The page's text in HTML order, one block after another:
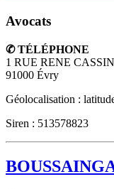
Avocats
✆ TÉLÉPHONE
1 RUE RENE CASSIN
91000 Évry
Géolocalisation :
Siren : 513578823